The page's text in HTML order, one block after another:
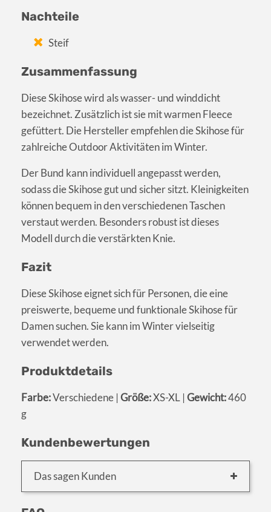
Nachteile
Steif
Zusammenfassung
Diese Skihose wird als wasser- und winddicht
bezeichnet. Zusätzlich ist sie mit warmen Fleece
gefüttert. Die Hersteller empfehlen die Skihose für
zahlreiche Outdoor Aktivitäten im Winter.
Der Bund kann individuell angepasst werden,
sodass die Skihose gut und sicher sitzt. Kleinigkeiten
können bequem in den verschiedenen Taschen
verstaut werden. Besonders robust ist dieses
Modell durch die verstärkten Knie.
Fazit
Diese Skihose eignet sich für Personen, die eine
preiswerte, bequeme und funktionale Skihose für
Damen suchen. Sie kann im Winter vielseitig
verwendet werden.
Produktdetails
Farbe:Verschiedene | Größe:XS-XL | Gewicht:460
g
Kundenbewertungen
Das sagen Kunden